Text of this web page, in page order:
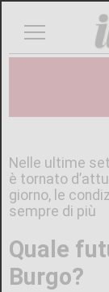
Nelle ultime
è tornato
giorno, le
sempre di più
Quale
Burgo?